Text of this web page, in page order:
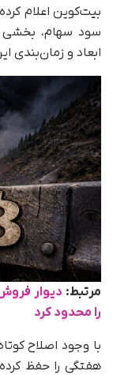
بیت‌کوین اعلام
سود سهام، بخشی
ابعاد و
مرتبط:
را محدود کرد
هفتگی را حفظ